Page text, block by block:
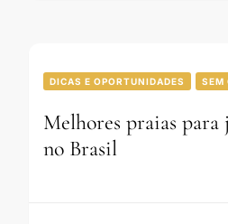
DICAS E OPORTUNIDADES SEM
Melhores praias
no Brasil